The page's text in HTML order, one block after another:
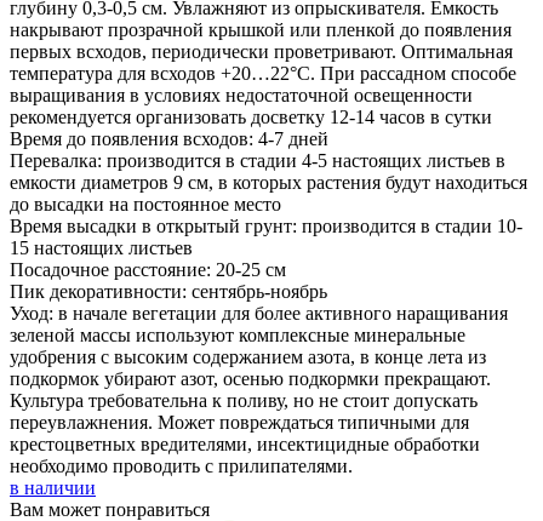
глубину 0,3-0,5 см. Увлажняют из опрыскивателя. Емкость
накрывают прозрачной крышкой или пленкой до появления
первых всходов, периодически проветривают. Оптимальная
температура для всходов +20…22°С. При рассадном способе
выращивания в условиях недостаточной освещенности
рекомендуется организовать досветку 12-14 часов в сутки
Время до появления всходов: 4-7 дней
Перевалка: производится в стадии 4-5 настоящих листьев в
емкости диаметров 9 см, в которых растения будут находиться
до высадки на постоянное место
Время высадки в открытый грунт: производится в стадии 10-
15 настоящих листьев
Посадочное расстояние: 20-25 см
Пик декоративности: сентябрь-ноябрь
Уход: в начале вегетации для более активного наращивания
зеленой массы используют комплексные минеральные
удобрения с высоким содержанием азота, в конце лета из
подкормок убирают азот, осенью подкормки прекращают.
Культура требовательна к поливу, но не стоит допускать
переувлажнения. Может повреждаться типичными для
крестоцветных вредителями, инсектицидные обработки
необходимо проводить с прилипателями.
в наличии
Вам может понравиться